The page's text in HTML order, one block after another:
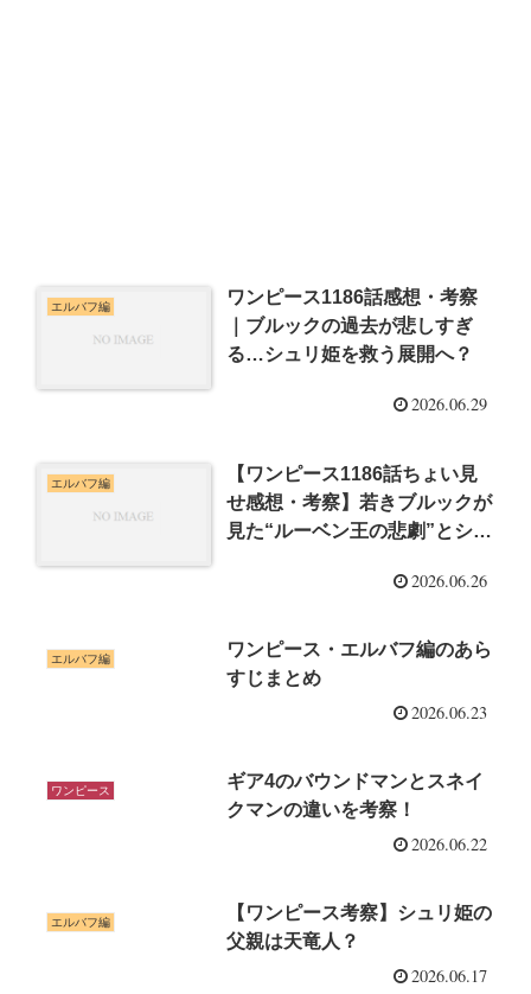
エルバフ編
ワンピース1186話感想・考察
｜ブルックの過去が悲しすぎ
る…シュリ姫を救う展開へ？
2026.06.29
エルバフ編
【ワンピース1186話ちょい見
せ感想・考察】若きブルックが
見た“ルーベン王の悲劇”とシュ
2026.06.26
エルバフ編
ワンピース・エルバフ編のあら
すじまとめ
2026.06.23
ワンピース
ギア4のバウンドマンとスネイ
クマンの違いを考察！
2026.06.22
エルバフ編
【ワンピース考察】シュリ姫の
父親は天竜人？
2026.06.17